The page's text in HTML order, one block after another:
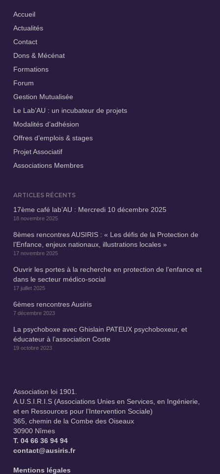
Accueil
Actualités
Contact
Dons & Mécénat
Formations
Forum
Gestion Mutualisée
Le Lab’AU : un incubateur de projets
Modalités d’adhésion
Offres d’emplois & stages
Projet Associatif
Associations Membres
ARTICLES RÉCENTS
17ème café lab’AU : Mercredi 10 décembre 2025
18 novembre 2025
8èmes rencontres AUSIRIS : « Les défis de la Protection de
l’Enfance, enjeux nationaux, illustrations locales »
17 novembre 2025
Ouvrir les portes à la recherche en protection de l’enfance et
dans le secteur médico-social
17 juillet 2025
6èmes rencontres Ausiris
7 décembre 2023
La psychoboxe avec Ghislain PATEUX psychoboxeur, et
éducateur à l’association Coste
19 octobre 2023
Association loi 1901.
A.U.S.I.R.I.S (Associations Unies en Services, en Ingénierie,
et en Ressources pour l’Intervention Sociale)
365, chemin de la Combe des Oiseaux
30900 Nîmes
T. 04 66 36 94 94
contact@ausiris.fr
Mentions légales